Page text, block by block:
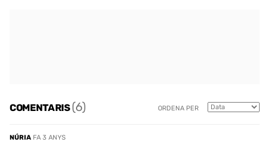
COMENTARIS(6) ORDENA PER
NÚRIA FA 3 ANYS